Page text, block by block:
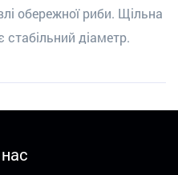
обережної риби. Щільна
стабільний діаметр.